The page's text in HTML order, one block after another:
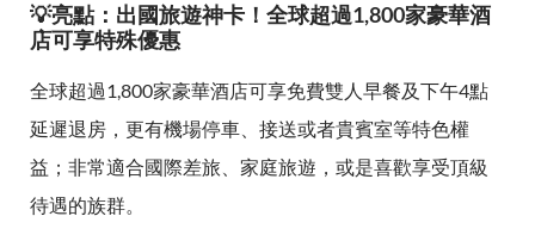
💡亮點：出國旅遊神卡！全球超過1,800家豪華酒
店可享特殊優惠
全球超過1,800家豪華酒店可享免費雙人早餐及下午4點
延遲退房，更有機場停車、接送或者貴賓室等特色權
益；非常適合國際差旅、家庭旅遊，或是喜歡享受頂級
待遇的族群。